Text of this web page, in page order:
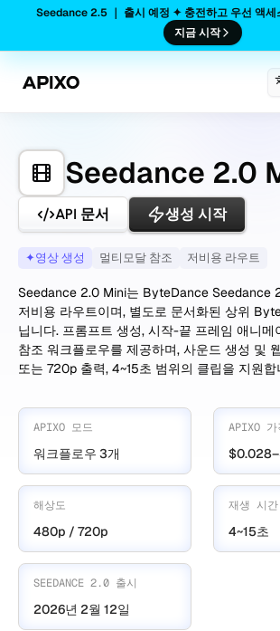
Seedance 2.5 ｜ 출시 예정 ✦ 충전하고 우선 액세
지금 시작
Seedance 2.0
API 문서 생성 시작
✦영상 생성 멀티모달 참조 저비용 라우트
Seedance 2.0 Mini는 ByteDance Seedance
저비용 라우트이며, 별도로 문서화된 상위
닙니다. 프롬프트 생성, 시작-끝 프레임 애니메
참조 워크플로우를 제공하며, 사운드 생성 및
또는 720p 출력, 4~15초 범위의 클립을 지원합
APIXO 모드
워크플로우 3개
APIXO 가
해상도
480p / 720p
재생 시간
4~15초
SEEDANCE 2.0 출시
2026년 2월 12일